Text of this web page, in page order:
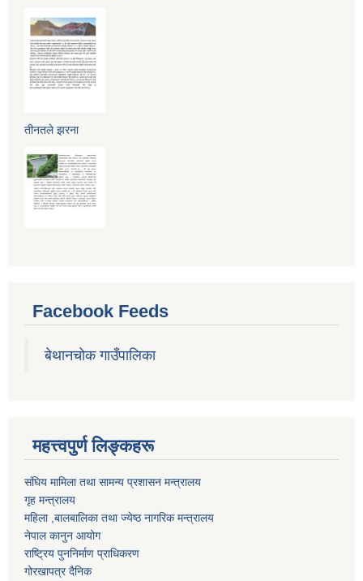
तीनतले झरना
Facebook Feeds
बेथानचोक गाउँपालिका
महत्त्वपुर्ण लिङ्कहरू
संघिय मामिला तथा सामन्य प्रशासन मन्त्रालय
गृह मन्त्रालय
महिला ,बालबालिका तथा ज्येष्ठ नागरिक मन्त्रालय
नेपाल कानुन आयोग
राष्ट्रिय पुननिर्माण प्राधिकरण
गोरखापत्र दैनिक